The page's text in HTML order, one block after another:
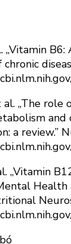
„Vitamin
al. „The
and
a review.”
„Vitamin
Health